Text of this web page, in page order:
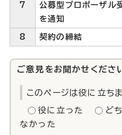
7
公募型プロポーザル
を通知
8 契約の締結
ご意見をお聞かせくださ
このページは役に立ち
役に立った ど
なかった